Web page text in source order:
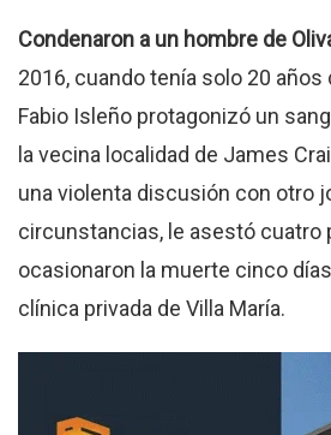
Condenaron a un hombre de
2016, cuando tenía solo 20 años
Fabio Isleño protagonizó un
la vecina localidad de James
una violenta discusión con otro
circunstancias, le asestó cuatro
ocasionaron la muerte cinco
clínica privada de Villa María.